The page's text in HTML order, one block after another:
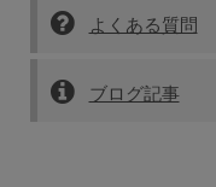
よくある質問
ブログ記事